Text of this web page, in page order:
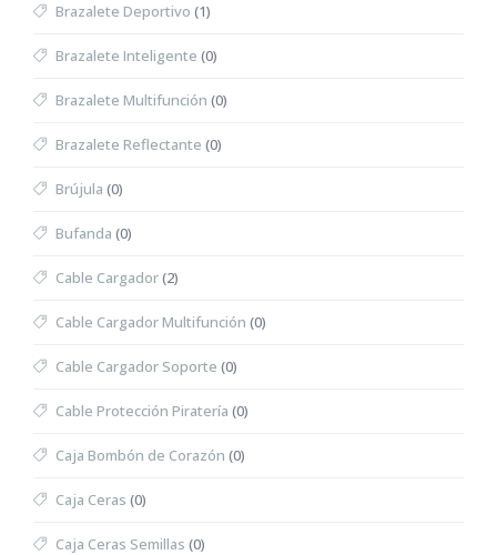
Brazalete Deportivo (1)
Brazalete Inteligente (0)
Brazalete Multifunción (0)
Brazalete Reflectante (0)
Brújula (0)
Bufanda (0)
Cable Cargador(2)
Cable Cargador Multifunción (0)
Cable Cargador Soporte (0)
Cable Protección Piratería (0)
Caja Bombón de Corazón (0)
Caja Ceras (0)
Caja Ceras Semillas (0)